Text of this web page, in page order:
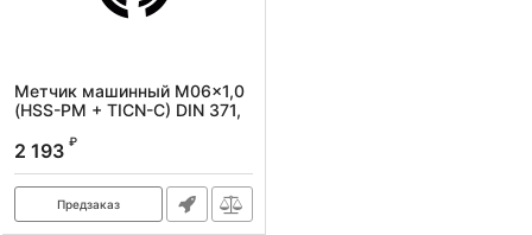
Метчик машинный M06x1,0
(HSS-PM + TICN-C) DIN 371,
Артикул:
2 193 ₽
Предзаказ